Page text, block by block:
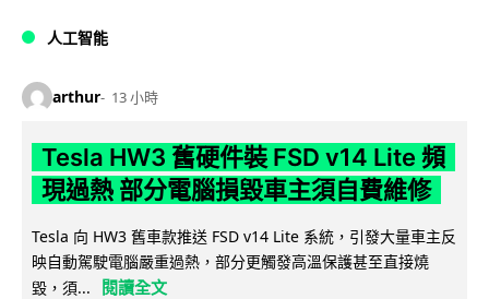
人工智能
arthur 13 小時
Tesla HW3 舊硬件裝 FSD v14 Lite 頻
現過熱 部分電腦損毀車主須自費維修
Tesla 向 HW3 舊車款推送 FSD v14 Lite 系統，引發大量車主反
映自動駕駛電腦嚴重過熱，部分更觸發高溫保護甚至直接燒
毀，須...
閱讀全文